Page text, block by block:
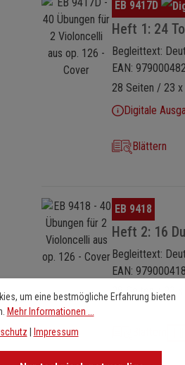
EB 9417D
Heft 1: 24
Begleittext:
EAN:
28 Seiten / 23
Digitale
Blättern
Bildergalerie überspringen
EB 9418
Heft 2: 16
Begleittext:
EAN:
28 Seiten / 23
um eine bestmögliche Erfahrung bieten
Mehr Informationen ...
Impressum